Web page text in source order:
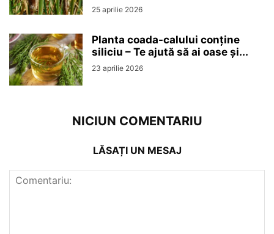
25 aprilie 2026
Planta coada-calului conține
siliciu – Te ajută să ai oase și...
23 aprilie 2026
NICIUN COMENTARIU
LĂSAȚI UN MESAJ